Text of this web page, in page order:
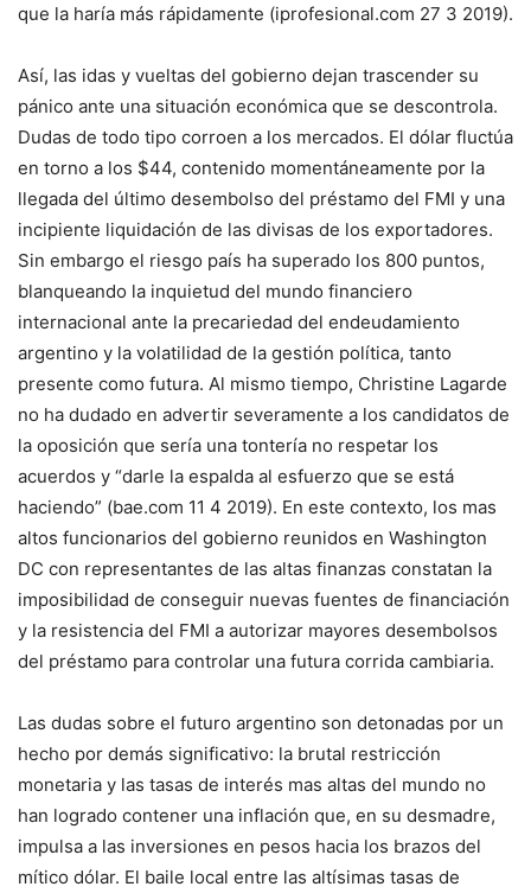
que la haría más rápidamente (iprofesional.com 27 3 2019).
Así, las idas y vueltas del gobierno dejan trascender su
pánico ante una situación económica que se descontrola.
Dudas de todo tipo corroen a los mercados. El dólar fluctúa
en torno a los $44, contenido momentáneamente por la
llegada del último desembolso del préstamo del FMI y una
incipiente liquidación de las divisas de los exportadores.
Sin embargo el riesgo país ha superado los 800 puntos,
blanqueando la inquietud del mundo financiero
internacional ante la precariedad del endeudamiento
argentino y la volatilidad de la gestión política, tanto
presente como futura. Al mismo tiempo, Christine Lagarde
no ha dudado en advertir severamente a los candidatos de
la oposición que sería una tontería no respetar los
acuerdos y “darle la espalda al esfuerzo que se está
haciendo” (bae.com 11 4 2019). En este contexto, los mas
altos funcionarios del gobierno reunidos en Washington
DC con representantes de las altas finanzas constatan la
imposibilidad de conseguir nuevas fuentes de financiación
y la resistencia del FMI a autorizar mayores desembolsos
del préstamo para controlar una futura corrida cambiaria.
Las dudas sobre el futuro argentino son detonadas por un
hecho por demás significativo: la brutal restricción
monetaria y las tasas de interés mas altas del mundo no
han logrado contener una inflación que, en su desmadre,
impulsa a las inversiones en pesos hacia los brazos del
mítico dólar. El baile local entre las altísimas tasas de